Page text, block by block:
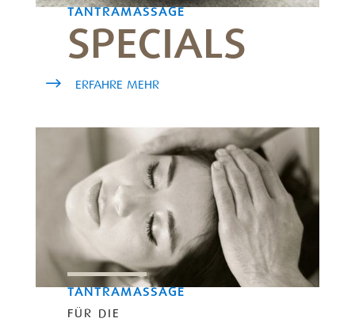
TANTRAMASSAGE
SPECIALS
ERFAHRE MEHR
TANTRAMASSAGE
FÜR DIE